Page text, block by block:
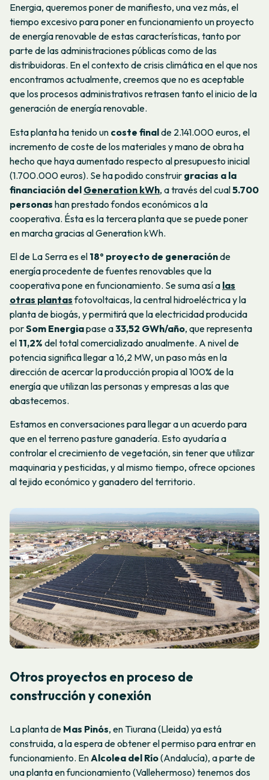
Energia, queremos poner de manifiesto, una vez más, el
tiempo excesivo para poner en funcionamiento un proyecto
de energía renovable de estas características, tanto por
parte de las administraciones públicas como de las
distribuidoras. En el contexto de crisis climática en el que nos
encontramos actualmente, creemos que no es aceptable
que los procesos administrativos retrasen tanto el inicio de la
generación de energía renovable.
Esta planta ha tenido un coste finalde 2.141.000 euros, el
incremento de coste de los materiales y mano de obra ha
hecho que haya aumentado respecto al presupuesto inicial
(1.700.000 euros). Se ha podido construir gracias a la
financiación del Generation kWh, a través del cual5.700
personas han prestado fondos económicos a la
cooperativa. Ésta es la tercera planta que se puede poner
en marcha gracias al Generation kWh.
El de La Serra es el 18º proyecto de generaciónde
energía procedente de fuentes renovables que la
cooperativa pone en funcionamiento. Se suma así a las
otras plantasfotovoltaicas, la central hidroeléctrica y la
planta de biogás, y permitirá que la electricidad producida
porSom Energiapase a33,52 GWh/año, que representa
el 11,2% del total comercializado anualmente. A nivel de
potencia significa llegar a 16,2 MW, un paso más en la
dirección de acercar la producción propia al 100% de la
energía que utilizan las personas y empresas a las que
abastecemos.
Estamos en conversaciones para llegar a un acuerdo para
que en el terreno pasture ganadería. Esto ayudaría a
controlar el crecimiento de vegetación, sin tener que utilizar
maquinaria y pesticidas, y al mismo tiempo, ofrece opciones
al tejido económico y ganadero del territorio.
Otros proyectos en proceso de
construcción y conexión
La planta de Mas Pinós, en Tiurana (Lleida) ya está
construida, a la espera de obtener el permiso para entrar en
funcionamiento. En Alcolea del Río(Andalucía), a parte de
una planta en funcionamiento (Vallehermoso) tenemos dos